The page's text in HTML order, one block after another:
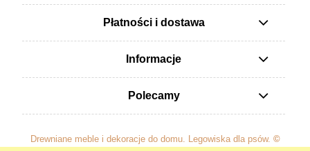
Płatności i dostawa
Informacje
Polecamy
Drewniane meble i dekoracje do domu. Legowiska dla psów. ©